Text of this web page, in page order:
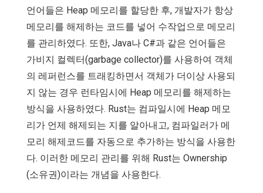
언어들은 Heap 메모리를 할당한 후, 개발자가 항상
메모리를 해제하는 코드를 넣어 수작업으로 메모리
를 관리하였다. 또한, Java나 C#과 같은 언어들은
가비지 컬렉터(garbage collector)를 사용하여 객체
의 레퍼런스를 트래킹하면서 객체가 더이상 사용되
지 않는 경우 런타임시에 Heap 메모리를 해제하는
방식을 사용하였다. Rust는 컴파일시에 Heap 메모
리가 언제 해제되는 지를 알아내고, 컴파일러가 메
모리 해제코드를 자동으로 추가하는 방식을 사용한
다. 이러한 메모리 관리를 위해 Rust는 Ownership
(소유권)이라는 개념을 사용한다.